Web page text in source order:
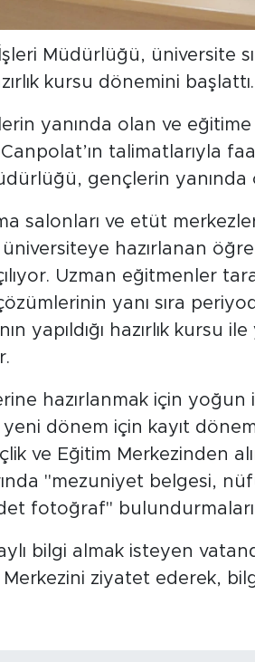
Müdürlüğü, üniversite
kursu dönemini başlattı.
yanında olan ve
Canpolat’ın talimatlarıyla
gençlerin
salonları ve etüt
hazırlanan
Uzman eğitmenler
yanı sıra
yapıldığı hazırlık kursu
hazırlanmak için
yeni dönem için kayıt
ve Eğitim Merkezinden
"mezuniyet belgesi,
fotoğraf"
bilgi almak isteyen
Merkezini ziyatet ederek,